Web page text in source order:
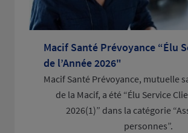
Macif Santé Prévoyance “Élu
de l’Année 2026"
Macif Santé Prévoyance, mutuelle
de la Macif, a été “Élu Service
2026(1)” dans la catégorie
personnes”.